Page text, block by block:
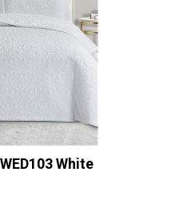
White